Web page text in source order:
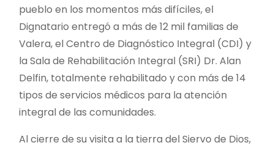
pueblo en los momentos más difíciles, el
Dignatario entregó a más de 12 mil familias de
Valera, el Centro de Diagnóstico Integral (CDI) y
la Sala de Rehabilitación Integral (SRI) Dr. Alan
Delfin, totalmente rehabilitado y con más de 14
tipos de servicios médicos para la atención
integral de las comunidades.
Al cierre de su visita a la tierra del Siervo de Dios,